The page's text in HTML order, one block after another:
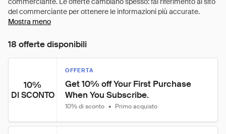
Mostra meno
18 offerte disponibili
10%
DI SCONTO
OFFERTA
Get 10% off Your First Purchase
When You Subscribe.
10% di sconto • Primo acquisto